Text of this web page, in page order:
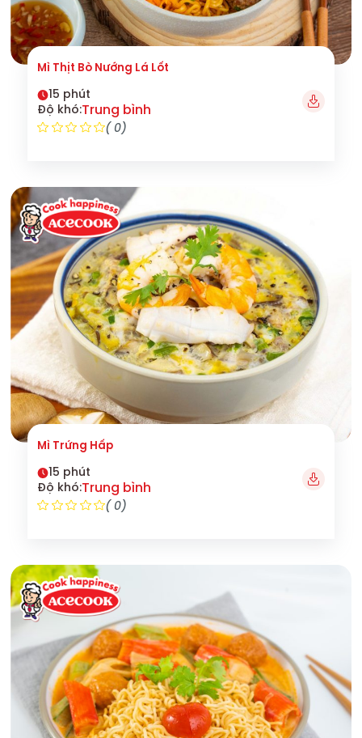
Mì Thịt Bò Nướng Lá Lốt
15 phút
Độ khó:Trung bình
( 0)
Mì Trứng Hấp
15 phút
Độ khó:Trung bình
( 0)